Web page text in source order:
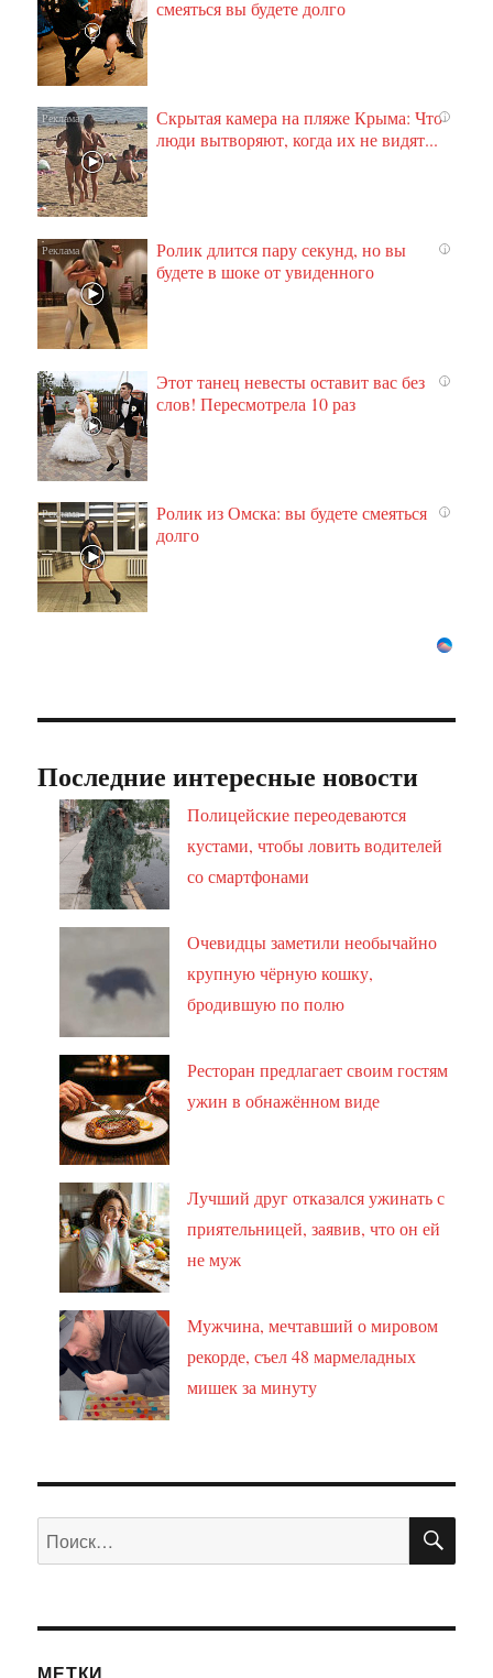
смеяться вы будете долго
i
Скрытая камера на пляже Крыма: Что
люди вытворяют, когда их не видят...
i
Ролик длится пару секунд, но вы
будете в шоке от увиденного
i
Этот танец невесты оставит вас без
слов! Пересмотрела 10 раз
i
Ролик из Омска: вы будете смеяться
долго
Последние интересные новости
Полицейские переодеваются
кустами, чтобы ловить водителей
со смартфонами
Очевидцы заметили необычайно
крупную чёрную кошку,
бродившую по полю
Ресторан предлагает своим гостям
ужин в обнажённом виде
Лучший друг отказался ужинать с
приятельницей, заявив, что он ей
не муж
Мужчина, мечтавший о мировом
рекорде, съел 48 мармеладных
мишек за минуту
Искать:
МЕТКИ